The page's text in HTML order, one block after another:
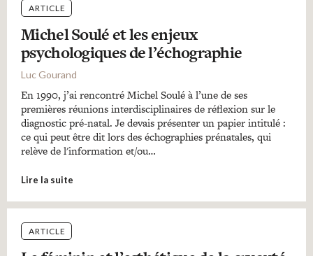
ARTICLE
Michel Soulé et les enjeux
psychologiques de l’échographie
Luc Gourand
En 1990, j’ai rencontré Michel Soulé à l’une de ses
premières réunions interdisciplinaires de réflexion sur le
diagnostic pré-natal. Je devais présenter un papier intitulé :
ce qui peut être dit lors des échographies prénatales, qui
relève de l'information et/ou…
Lire la suite
ARTICLE